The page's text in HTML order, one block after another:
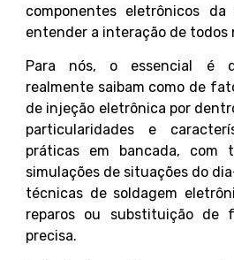
componentes eletrônicos
entender a interação de todos
Para nós, o essencial é
realmente saibam como de
de injeção eletrônica por
particularidades e
práticas em bancada, com
simulações de situações do
técnicas de soldagem
reparos ou substituição de
precisa.